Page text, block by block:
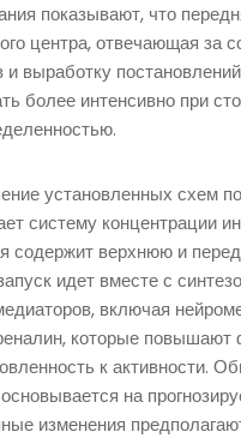
показывают, что
центра, отвечающая за
и выработку
более интенсивно при
установленных схем
систему концентрации
содержит верхнюю и
идет вместе с
включая
которые повышают
к активности.
на
изменения